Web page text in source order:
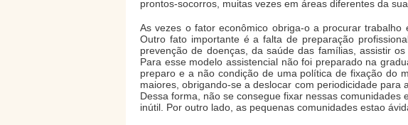
prontos-socorros, muitas vezes em áreas diferentes da
As vezes o fator econômico obriga-o a procurar
Outro fato importante é a falta de preparação
prevenção de doenças, da saúde das famílias, assistir
Para esse modelo assistencial não foi preparado na
preparo e a não condição de uma política de fixação do
maiores, obrigando-se a deslocar com periodicidade
Dessa forma, não se consegue fixar nessas
inútil. Por outro lado, as pequenas comunidades estao